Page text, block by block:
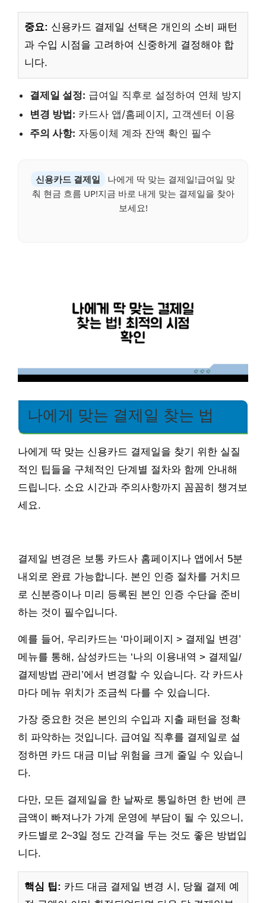
중요: 신용카드 결제일 선택은 개인의 소비 패턴
과 수입 시점을 고려하여 신중하게 결정해야 합
니다.
결제일 설정: 급여일 직후로 설정하여 연체 방지
변경 방법: 카드사 앱/홈페이지, 고객센터 이용
주의 사항: 자동이체 계좌 잔액 확인 필수
신용카드 결제일
나에게 딱 맞는 결제일!급여일 맞
춰 현금 흐름 UP!지금 바로 내게 맞는 결제일을 찾아
보세요!
나에게 맞는 결제일 찾는 법
나에게 딱 맞는 신용카드 결제일을 찾기 위한 실질
적인 팁들을 구체적인 단계별 절차와 함께 안내해
드립니다. 소요 시간과 주의사항까지 꼼꼼히 챙겨보
세요.
결제일 변경은 보통 카드사 홈페이지나 앱에서 5분
내외로 완료 가능합니다. 본인 인증 절차를 거치므
로 신분증이나 미리 등록된 본인 인증 수단을 준비
하는 것이 필수입니다.
예를 들어, 우리카드는 ‘마이페이지 > 결제일 변경’
메뉴를 통해, 삼성카드는 ‘나의 이용내역 > 결제일/
결제방법 관리’에서 변경할 수 있습니다. 각 카드사
마다 메뉴 위치가 조금씩 다를 수 있습니다.
가장 중요한 것은 본인의 수입과 지출 패턴을 정확
히 파악하는 것입니다. 급여일 직후를 결제일로 설
정하면 카드 대금 미납 위험을 크게 줄일 수 있습니
다.
다만, 모든 결제일을 한 날짜로 통일하면 한 번에 큰
금액이 빠져나가 가계 운영에 부담이 될 수 있으니,
카드별로 2~3일 정도 간격을 두는 것도 좋은 방법입
니다.
핵심 팁: 카드 대금 결제일 변경 시, 당월 결제 예